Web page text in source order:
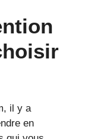
il y a
en